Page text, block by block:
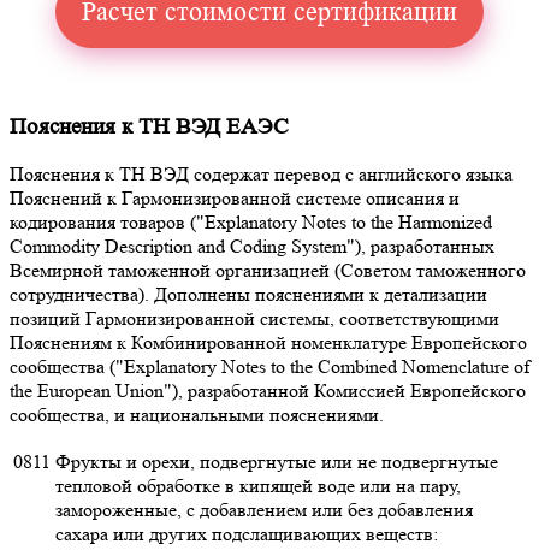
Расчет стоимости сертификации
Пояснения к ТН ВЭД ЕАЭС
Пояснения к ТН ВЭД содержат перевод с английского языка
Пояснений к Гармонизированной системе описания и
кодирования товаров ("Explanatory Notes to the Harmonized
Commodity Description and Coding System"), разработанных
Всемирной таможенной организацией (Советом таможенного
сотрудничества). Дополнены пояснениями к детализации
позиций Гармонизированной системы, соответствующими
Пояснениям к Комбинированной номенклатуре Европейского
сообщества ("Explanatory Notes to the Combined Nomenclature of
the European Union"), разработанной Комиссией Европейского
сообщества, и национальными пояснениями.
0811 Фрукты и орехи, подвергнутые или не подвергнутые
тепловой обработке в кипящей воде или на пару,
замороженные, с добавлением или без добавления
сахара или других подслащивающих веществ: